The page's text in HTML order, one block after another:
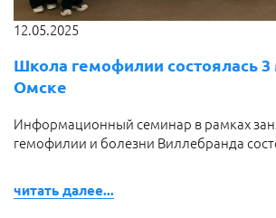
12.05.2025
Школа гемофилии состоялась 3
Омске
Информационный семинар в рамках
гемофилии и болезни Виллебранда
читать далее...